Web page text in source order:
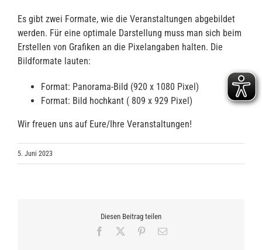
Es gibt zwei Formate, wie die Veranstaltungen abgebildet
werden. Für eine optimale Darstellung muss man sich beim
Erstellen von Grafiken an die Pixelangaben halten. Die
Bildformate lauten:
Format: Panorama-Bild (920 x 1080 Pixel)
Format: Bild hochkant ( 809 x 929 Pixel)
Wir freuen uns auf Eure/Ihre Veranstaltungen!
5. Juni 2023
Diesen Beitrag teilen
Facebook Pinterest
E-